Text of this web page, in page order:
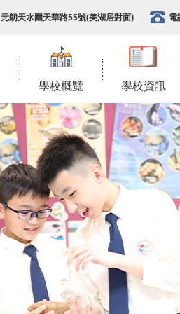
元朗天水圍天華路55號(美湖居對面) 電
學校概覽 學校資訊